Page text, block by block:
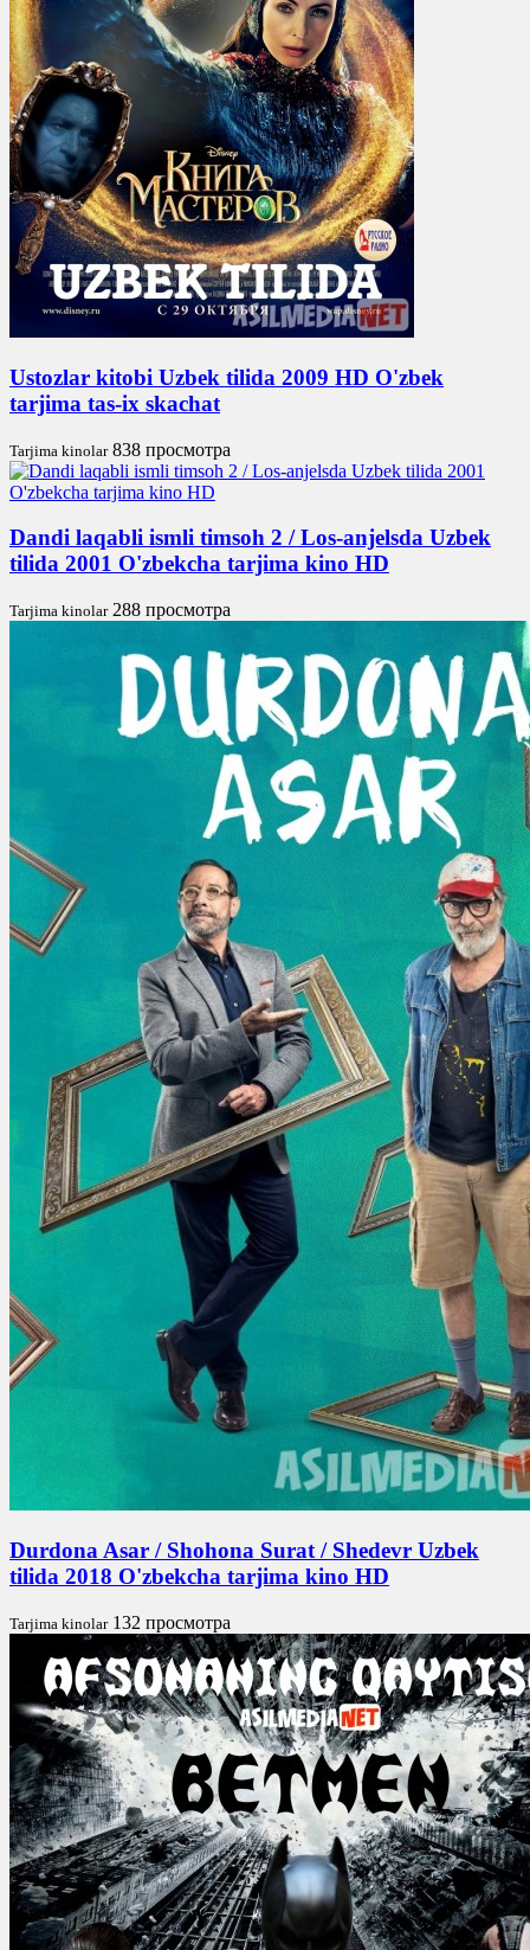
Ustozlar kitobi Uzbek tilida 2009 HD O'zbek
tarjima tas-ix skachat
Tarjima kinolar 838 просмотра
Dandi laqabli ismli timsoh 2 / Los-anjelsda Uzbek
tilida 2001 O'zbekcha tarjima kino HD
Tarjima kinolar 288 просмотра
Durdona Asar / Shohona Surat / Shedevr Uzbek
tilida 2018 O'zbekcha tarjima kino HD
Tarjima kinolar 132 просмотра